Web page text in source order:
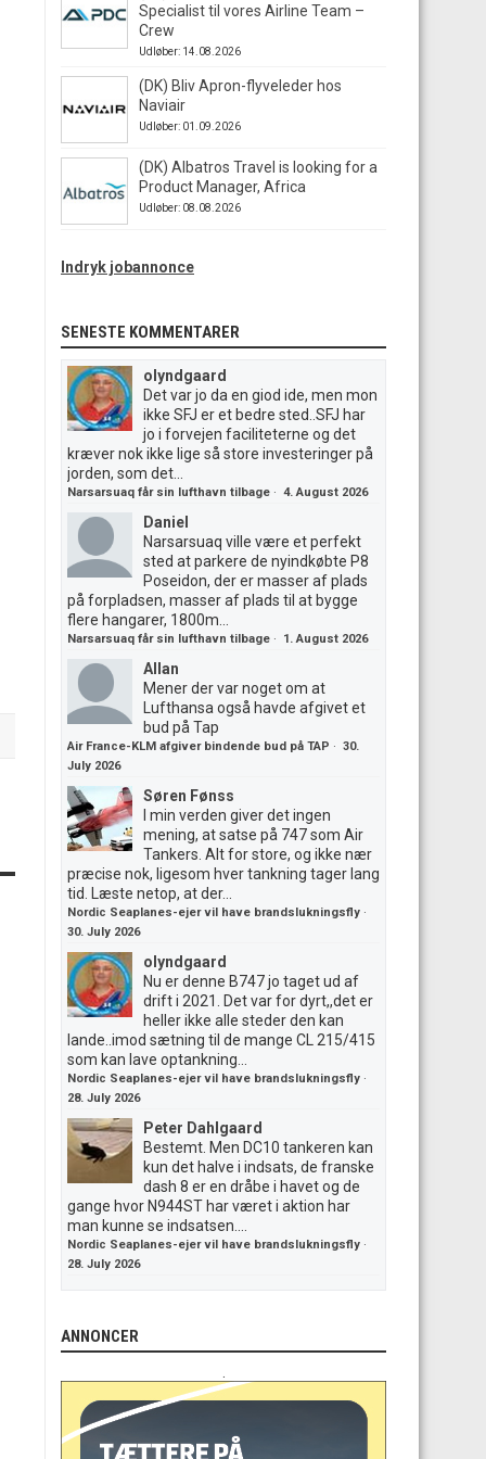
Specialist til vores Airline Team –
Crew
Udløber: 14.08.2026
(DK) Bliv Apron-flyveleder hos
Naviair
Udløber: 01.09.2026
(DK) Albatros Travel is looking for a
Product Manager, Africa
Udløber: 08.08.2026
Indryk jobannonce
SENESTE KOMMENTARER
olyndgaard
Det var jo da en giod ide, men mon
ikke SFJ er et bedre sted..SFJ har
jo i forvejen faciliteterne og det
kræver nok ikke lige så store investeringer på
jorden, som det...
Narsarsuaq får sin lufthavn tilbage · 4. August 2026
Daniel
Narsarsuaq ville være et perfekt
sted at parkere de nyindkøbte P8
Poseidon, der er masser af plads
på forpladsen, masser af plads til at bygge
flere hangarer, 1800m...
Narsarsuaq får sin lufthavn tilbage · 1. August 2026
Allan
Mener der var noget om at
Lufthansa også havde afgivet et
bud på Tap
Air France-KLM afgiver bindende bud på TAP · 30.
July 2026
Søren Fønss
I min verden giver det ingen
mening, at satse på 747 som Air
Tankers. Alt for store, og ikke nær
præcise nok, ligesom hver tankning tager lang
tid. Læste netop, at der...
Nordic Seaplanes-ejer vil have brandslukningsfly ·
30. July 2026
olyndgaard
Nu er denne B747 jo taget ud af
drift i 2021. Det var for dyrt,,det er
heller ikke alle steder den kan
lande..imod sætning til de mange CL 215/415
som kan lave optankning...
Nordic Seaplanes-ejer vil have brandslukningsfly ·
28. July 2026
Peter Dahlgaard
Bestemt. Men DC10 tankeren kan
kun det halve i indsats, de franske
dash 8 er en dråbe i havet og de
gange hvor N944ST har været i aktion har
man kunne se indsatsen....
Nordic Seaplanes-ejer vil have brandslukningsfly ·
28. July 2026
ANNONCER